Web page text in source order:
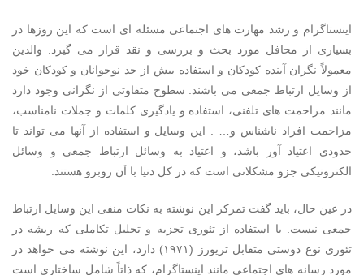
اینستاگرام و رشد مهارت های اجتماعی مسئله ای است که این روزها در
بسیاری از محافل مورد بحث و بررسی و نقد قرار می گیرد. والدین
معمولاً نگران آینده کودکان و استفاده بیش از حد نوجوانان و کودکان خود
از وسایل ارتباط جمعی می باشند. سطوح متفاوتی از نگرانی وجود دارد
مانند مزاحمت های تلفنی، استفاده و یادگیری کلمات و جملات نامناسب،
مزاحمت افراد ناشناس و… . این وسایل و استفاده از آنها می تواند تا
حدودی اعتیاد آور باشد، و اعتیاد به وسائل ارتباط جمعی و وسائل
الکترونیکی جزو مشکلاتی است که در کل دنیا با آن روبرو هستند.
در عین حال، باید گفت تمرکز این نوشته به نکات منفی این وسایل ارتباط
جمعی نیست. با استفاده از تئوری تجزیه و تحلیل تکاملی که ریشه در
تئوری نوع دوستی متقابل تریورز (۱۹۷۱) دارد، این نوشته می خواهد در
مورد رسانه های اجتماعی مانند اینستاگرام، که ذاتاً شامل ساختاری است